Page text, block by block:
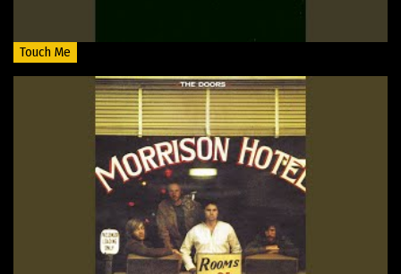
Touch Me